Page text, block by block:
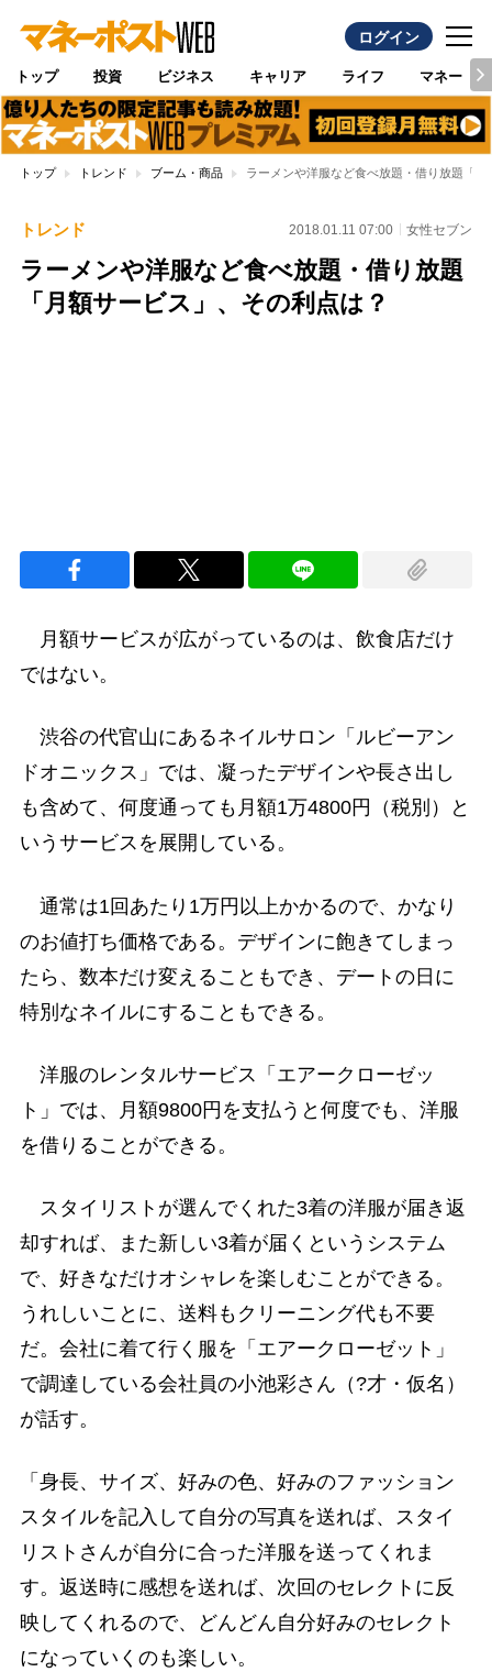
ログイン
トップ 投資 ビジネス キャリア ライフ マネー
トップ トレンド ブーム・商品 ラーメンや洋服など食べ放題・借り放題「
トレンド 2018.01.11 07:00 女性セブン
ラーメンや洋服など食べ放題・借り放題
「月額サービス」、その利点は？
月額サービスが広がっているのは、飲食店だけ
ではない。
渋谷の代官山にあるネイルサロン「ルビーアン
ドオニックス」では、凝ったデザインや長さ出し
も含めて、何度通っても月額1万4800円（税別）と
いうサービスを展開している。
通常は1回あたり1万円以上かかるので、かなり
のお値打ち価格である。デザインに飽きてしまっ
たら、数本だけ変えることもでき、デートの日に
特別なネイルにすることもできる。
洋服のレンタルサービス「エアークローゼッ
ト」では、月額9800円を支払うと何度でも、洋服
を借りることができる。
スタイリストが選んでくれた3着の洋服が届き返
却すれば、また新しい3着が届くというシステム
で、好きなだけオシャレを楽しむことができる。
うれしいことに、送料もクリーニング代も不要
だ。会社に着て行く服を「エアークローゼット」
で調達している会社員の小池彩さん（?才・仮名）
が話す。
「身長、サイズ、好みの色、好みのファッション
スタイルを記入して自分の写真を送れば、スタイ
リストさんが自分に合った洋服を送ってくれま
す。返送時に感想を送れば、次回のセレクトに反
映してくれるので、どんどん自分好みのセレクト
になっていくのも楽しい。